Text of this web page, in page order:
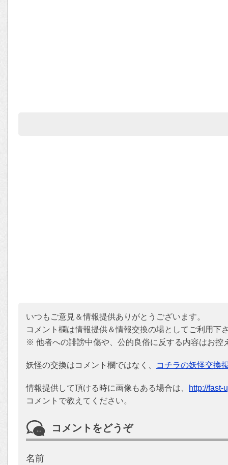
いつもご意見＆情報提供ありがとうございます。
コメント欄は情報提供＆情報交換の場としてご利用下
※ 他者への誹謗中傷や、公的良俗に反する内容はお控
妖怪の交換はコメント欄ではなく、 コチラの妖怪交換
情報提供して頂ける時に画像もある場合は、
http://fast-
コメントで教えてください。
コメントをどうぞ
名前